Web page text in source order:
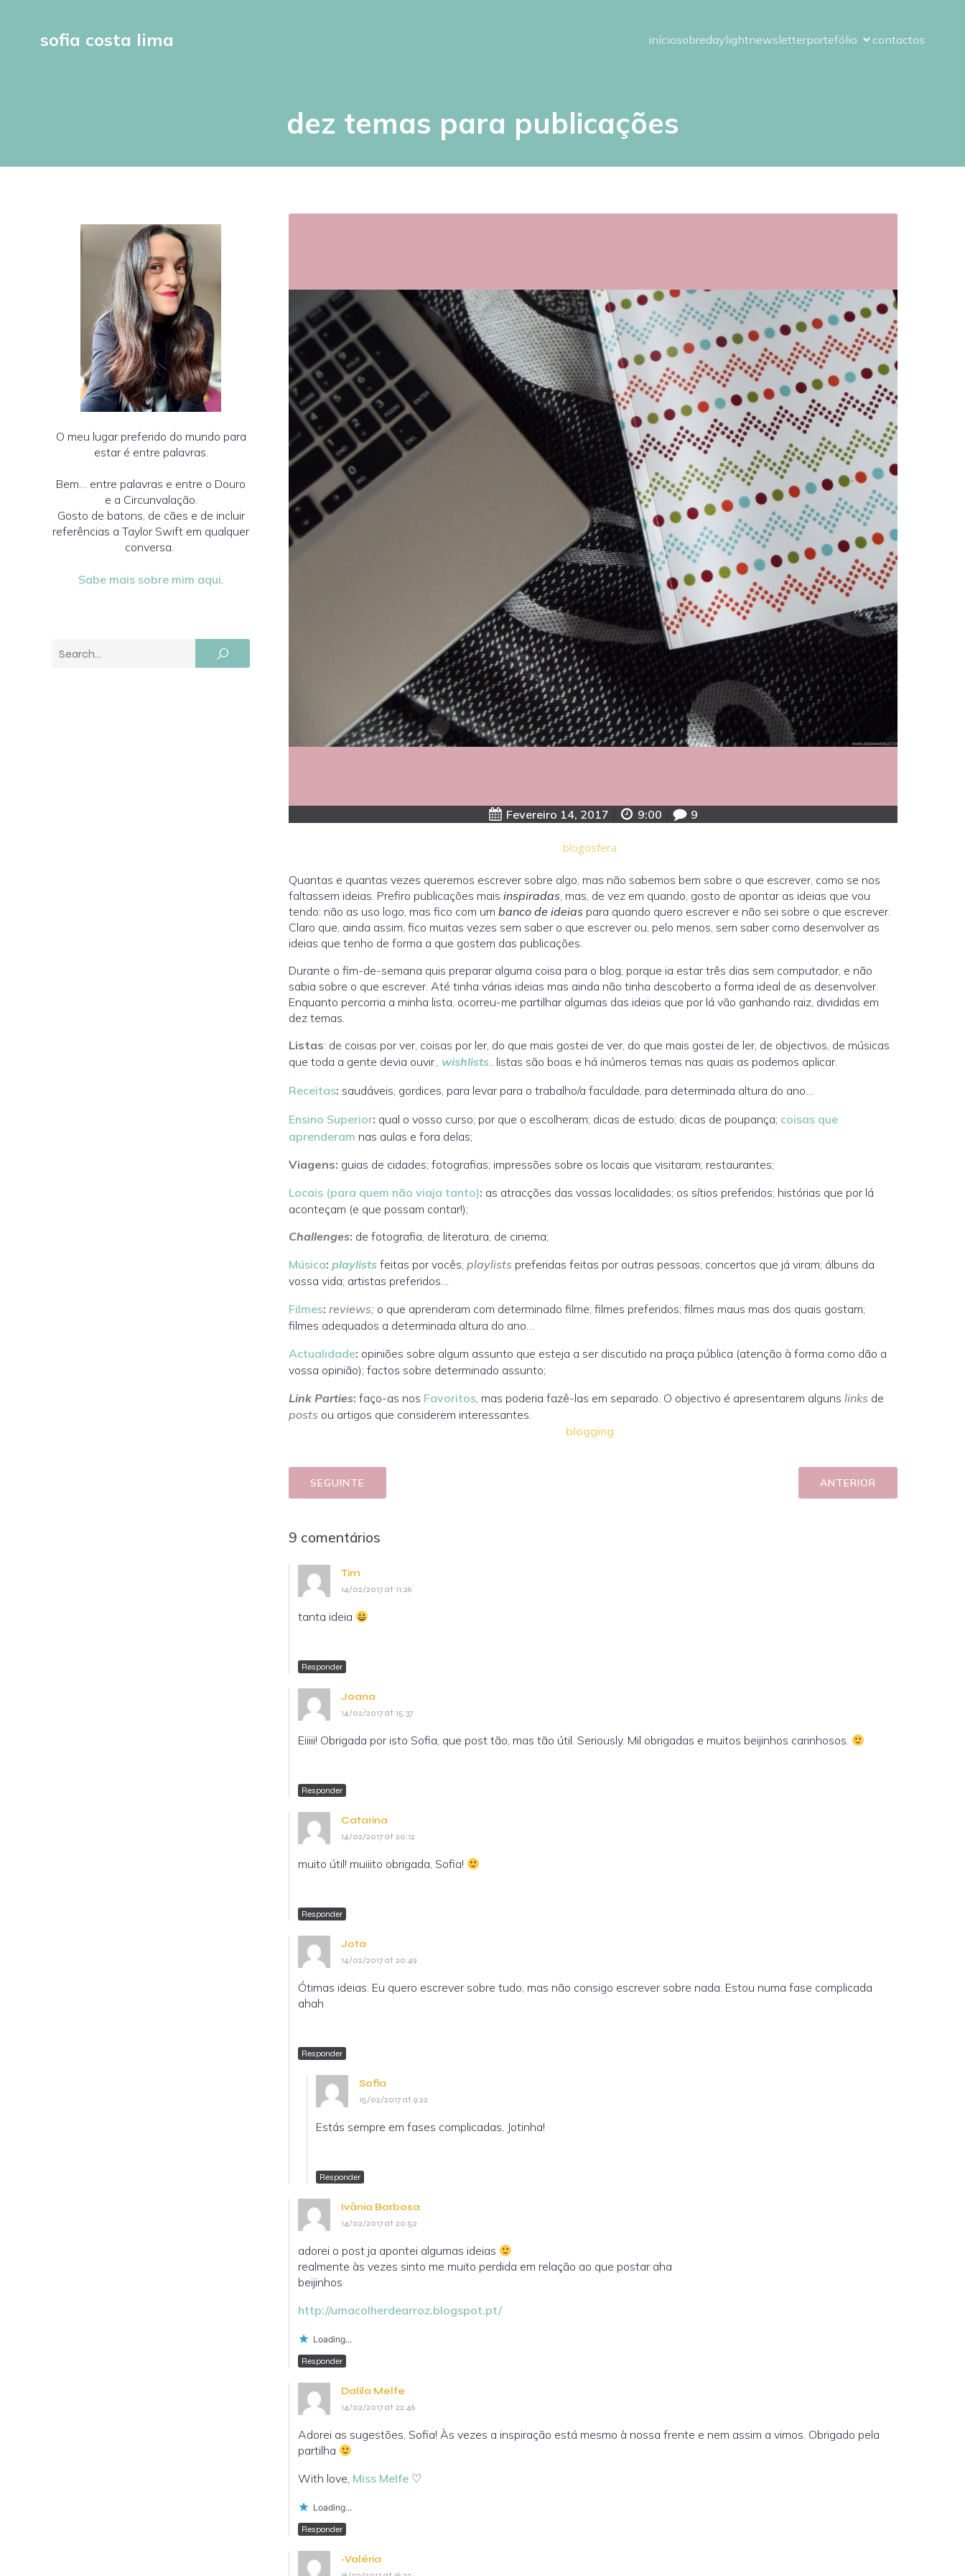
sofia costa lima iníciosobredaylightnewsletterportefólio contactos
dez temas para publicações
O meu lugar preferido do mundo para
estar é entre palavras.
Bem… entre palavras e entre o Douro
e a Circunvalação.
Gosto de batons, de cães e de incluir
referências a Taylor Swift em qualquer
conversa.
Sabe mais sobre mim aqui.
Fevereiro 14, 2017 9:00 9
blogosfera
Quantas e quantas vezes queremos escrever sobre algo, mas não sabemos bem sobre o que escrever, como se nos
faltassem ideias. Prefiro publicações mais inspiradas, mas, de vez em quando, gosto de apontar as ideias que vou
tendo: não as uso logo, mas fico com um banco de ideias para quando quero escrever e não sei sobre o que escrever.
Claro que, ainda assim, fico muitas vezes sem saber o que escrever ou, pelo menos, sem saber como desenvolver as
ideias que tenho de forma a que gostem das publicações.
Durante o fim-de-semana quis preparar alguma coisa para o blog, porque ia estar três dias sem computador, e não
sabia sobre o que escrever. Até tinha várias ideias mas ainda não tinha descoberto a forma ideal de as desenvolver.
Enquanto percorria a minha lista, ocorreu-me partilhar algumas das ideias que por lá vão ganhando raiz, divididas em
dez temas.
Listas: de coisas por ver, coisas por ler, do que mais gostei de ver, do que mais gostei de ler, de objectivos, de músicas
que toda a gente devia ouvir., wishlists.. listas são boas e há inúmeros temas nas quais as podemos aplicar.
Receitas: saudáveis, gordices, para levar para o trabalho/a faculdade, para determinada altura do ano…
Ensino Superior: qual o vosso curso; por que o escolheram; dicas de estudo; dicas de poupança; coisas que
aprenderam nas aulas e fora delas;
Viagens: guias de cidades; fotografias; impressões sobre os locais que visitaram; restaurantes;
Locais (para quem não viaja tanto): as atracções das vossas localidades; os sítios preferidos; histórias que por lá
aconteçam (e que possam contar!);
Challenges: de fotografia, de literatura, de cinema;
Música: playlists feitas por vocês; playlists preferidas feitas por outras pessoas; concertos que já viram; álbuns da
vossa vida; artistas preferidos…
Filmes: reviews; o que aprenderam com determinado filme; filmes preferidos; filmes maus mas dos quais gostam;
filmes adequados a determinada altura do ano…
Actualidade: opiniões sobre algum assunto que esteja a ser discutido na praça pública (atenção à forma como dão a
vossa opinião); factos sobre determinado assunto;
Link Parties: faço-as nos Favoritos, mas poderia fazê-las em separado. O objectivo é apresentarem alguns links de
posts ou artigos que considerem interessantes.
blogging
SEGUINTE ANTERIOR
9 comentários
Tim
14/02/2017 at 11:26
tanta ideia
Responder
Joana
14/02/2017 at 15:37
Eiiiii! Obrigada por isto Sofia, que post tão, mas tão útil. Seriously. Mil obrigadas e muitos beijinhos carinhosos.
Responder
Catarina
14/02/2017 at 20:12
muito útil! muiiito obrigada, Sofia!
Responder
Jota
14/02/2017 at 20:49
Ótimas ideias. Eu quero escrever sobre tudo, mas não consigo escrever sobre nada. Estou numa fase complicada
ahah
Responder
Sofia
15/02/2017 at 9:22
Estás sempre em fases complicadas, Jotinha!
Responder
Ivânia Barbosa
14/02/2017 at 20:52
adorei o post ja apontei algumas ideias
realmente às vezes sinto me muito perdida em relação ao que postar aha
beijinhos
http://umacolherdearroz.blogspot.pt/
Loading...
Responder
Dalila Melfe
14/02/2017 at 22:46
Adorei as sugestões, Sofia! Às vezes a inspiração está mesmo à nossa frente e nem assim a vimos. Obrigado pela
partilha
With love, Miss Melfe ♡
Loading...
Responder
-Valéria